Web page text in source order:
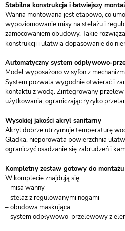
Stabilna konstrukcja i łatwiejszy
Wanna montowana jest etapowo, co
wypoziomowanie misy na stelażu i
zamocowaniem obudowy. Takie
konstrukcji i ułatwia dopasowanie do
Automatyczny system odpływowo-
Model wyposażono w syfon z
System pozwala wygodnie otwierać i
kontaktu z wodą. Zintegrowany
użytkowania, ograniczając ryzyko
Wysokiej jakości akryl sanitarny
Akryl dobrze utrzymuje temperaturę
Gładka, nieporowata powierzchnia
ograniczyć osadzanie się zabrudzeń i
Kompletny zestaw gotowy do montażu
W komplecie znajdują się:
– misa wanny
– stelaż z regulowanymi nogami
– obudowa maskująca
– system odpływowo-przelewowy z